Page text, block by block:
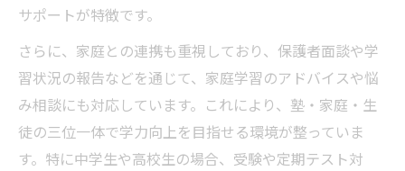
サポートが特徴です。
さらに、家庭との連携も重視しており、保護者面談や学
習状況の報告などを通じて、家庭学習のアドバイスや悩
み相談にも対応しています。これにより、塾・家庭・生
徒の三位一体で学力向上を目指せる環境が整っていま
す。特に中学生や高校生の場合、受験や定期テスト対